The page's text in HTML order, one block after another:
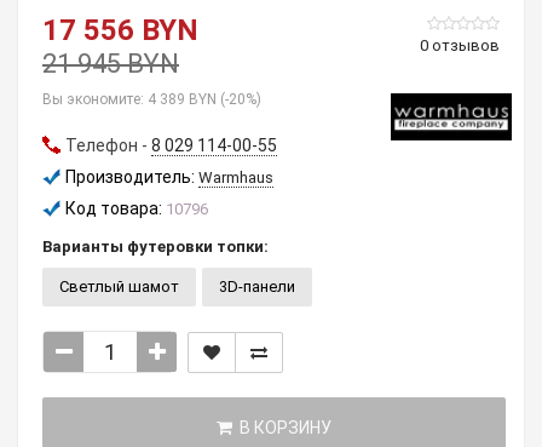
0 отзывов
17 556 BYN
21 945 BYN
Вы экономите: 4 389 BYN (-20%)
Телефон - 8 029 114-00-55
Производитель: Warmhaus
Код товара: 10796
Варианты футеровки топки:
Светлый шамот 3D-панели
В КОРЗИНУ